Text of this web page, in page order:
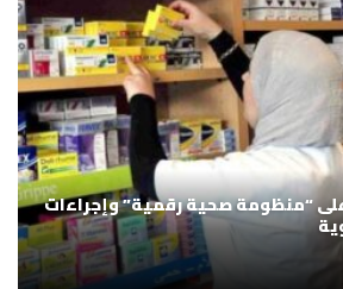
“منظومة صحية رقمية” وإجراءات